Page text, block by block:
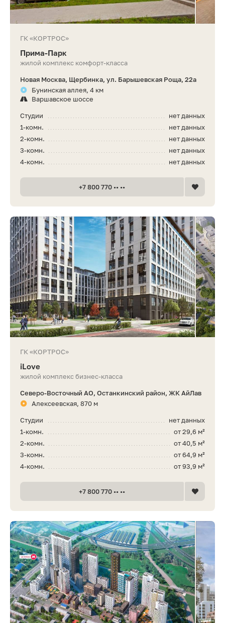
ГК «КОРТРОС»
Прима-Парк
жилой комплекс комфорт-класса
Новая Москва, Щербинка, ул. Барышевская Роща, 22а
Бунинская аллея, 4 км
Варшавское шоссе
нет данных
Студии
нет данных
1-комн.
нет данных
2-комн.
нет данных
3-комн.
нет данных
4-комн.
+7 800 770 •• ••
ГК «КОРТРОС»
iLove
жилой комплекс бизнес-класса
Северо-Восточный АО, Останкинский район, ЖК АйЛав
Алексеевская, 870 м
нет данных
Студии
от 29,6 м²
1-комн.
от 40,5 м²
2-комн.
от 64,9 м²
3-комн.
от 93,9 м²
4-комн.
+7 800 770 •• ••